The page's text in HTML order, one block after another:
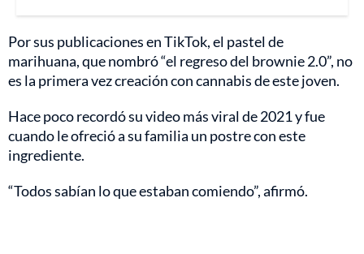
Por sus publicaciones en TikTok, el pastel de
marihuana, que nombró “el regreso del brownie 2.0”, no
es la primera vez creación con cannabis de este joven.
Hace poco recordó su video más viral de 2021 y fue
cuando le ofreció a su familia un postre con este
ingrediente.
“Todos sabían lo que estaban comiendo”, afirmó.